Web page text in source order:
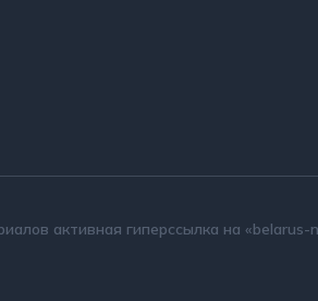
активная гиперссылка на «belarus-